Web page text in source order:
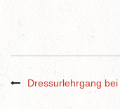
Dressurlehrgang